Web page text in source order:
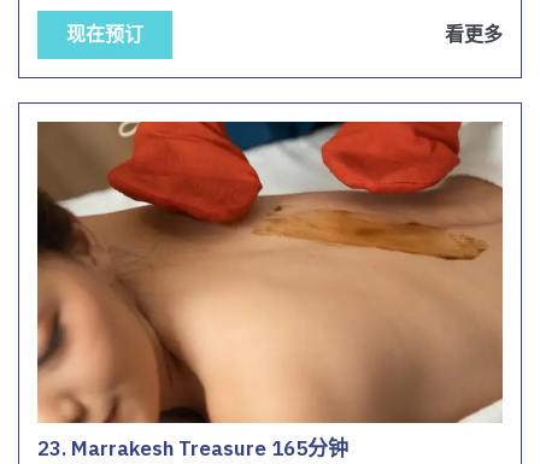
现在预订 看更多
23. Marrakesh Treasure 165分钟